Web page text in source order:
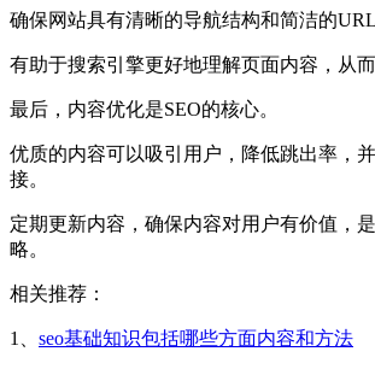
确保网站具有清晰的导航结构和简洁的URL
有助于搜索引擎更好地理解页面内容，从而
最后，‌内容优化‌是SEO的核心。
优质的内容可以吸引用户，降低跳出率，
接。
定期更新内容，确保内容对用户有价值，
略‌。
相关推荐：
1、 seo基础知识包括哪些方面内容和方法